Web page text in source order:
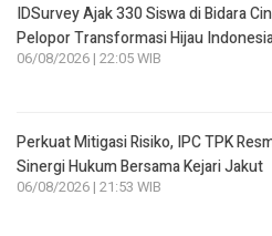
IDSurvey Ajak 330 Siswa di Bidara
Pelopor Transformasi Hijau
06/08/2026 | 22:05 WIB
Perkuat Mitigasi Risiko, IPC TPK
Sinergi Hukum Bersama Kejari Jakut
06/08/2026 | 21:53 WIB